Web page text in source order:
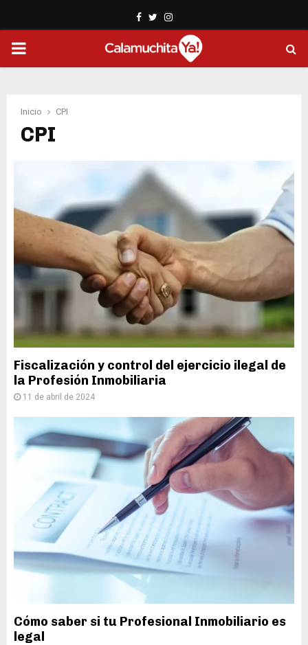
Facebook
TwitterInstagram
PRIMARY
Inicio CPI
CPI
Fiscalización y control del ejercicio ilegal de
la Profesión Inmobiliaria
11 de abril de 2024
Cómo saber si tu Profesional Inmobiliario es
legal